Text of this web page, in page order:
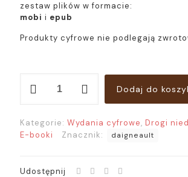
zestaw plików w formacie:
mobi i epub
Produkty cyfrowe nie podlegają
Dodaj do
Kategorie: Wydania cyfrowe, Drogi
E-booki
Znacznik: daigneault
Udostępnij